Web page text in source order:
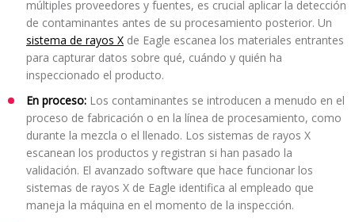
múltiples proveedores y fuentes, es crucial aplicar la detección
de contaminantes antes de su procesamiento posterior. Un
sistema de rayos X de Eagle escanea los materiales entrantes
para capturar datos sobre qué, cuándo y quién ha
inspeccionado el producto.
En proceso: Los contaminantes se introducen a menudo en el
proceso de fabricación o en la línea de procesamiento, como
durante la mezcla o el llenado. Los sistemas de rayos X
escanean los productos y registran si han pasado la
validación. El avanzado software que hace funcionar los
sistemas de rayos X de Eagle identifica al empleado que
maneja la máquina en el momento de la inspección.